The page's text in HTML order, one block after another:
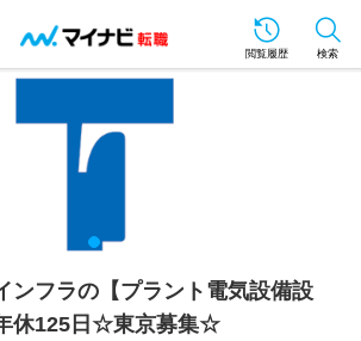
閲覧履歴 検索
ンフラの【プラント電気設備設
休125日☆東京募集☆